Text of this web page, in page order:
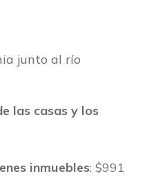
las casas y los
inmuebles: $991